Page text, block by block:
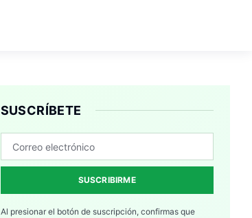
SUSCRÍBETE
SUSCRIBIRME
Al presionar el botón de suscripción, confirmas que